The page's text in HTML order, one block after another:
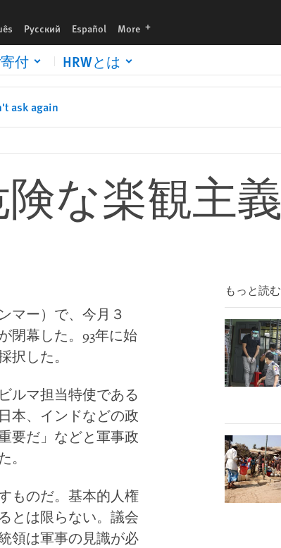
Русский Español More languages
付 HRWとは
ask again
な楽観主義
マー）で、今月３
閉幕した。93年に始
択した。
ルマ担当特使である
本、インドなどの政
要だ」などと軍事政
。
ものだ。基本的人権
とは限らない。議会
領は軍事の見識が必
もっと読む